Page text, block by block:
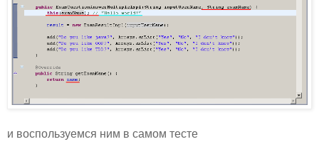
и воспользуемся ним в самом тесте